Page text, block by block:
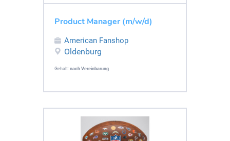
Product Manager (m/w/d)
American Fanshop
Oldenburg
Gehalt: nach Vereinbarung